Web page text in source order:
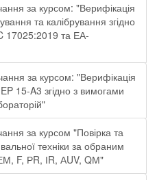
за курсом: "Верифікація
та калібрування згідно
17025:2019 та ЕА-
за курсом: "Верифікація
15-A3 згідно з вимогами
за курсом "Повірка та
техніки за обраним
F, РR, ІR, АUV, QМ"